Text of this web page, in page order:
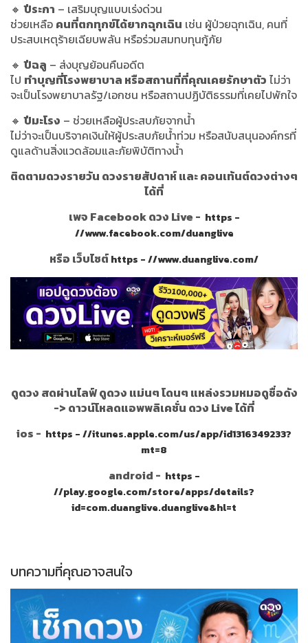
🔸ปีระกา – เสริมบุญแบบเร่งด่วน
ช่วยเหลือ คนที่ตกทุกข์ได้ยากฉุกเฉิน เช่น ผู้ป่วยฉุกเฉิน, คนที่
ประสบเหตุร้ายเฉียบพลัน หรือร่วมสมทบทุนกู้ภัย
🔸ปีฉลู – ส่งบุญย้อนคืนอดีต
ไป ทำบุญที่โรงพยาบาล หรือสถานที่ที่คุณเคยรักษาตัว ไม่ว่า
จะเป็นโรงพยาบาลรัฐ/เอกชน หรือสถานปฏิบัติธรรมที่เคยไปพักใจ
🔸ปีมะโรง – ช่วยเหลือผู้ประสบภัยจากน้ำ
ไม่ว่าจะเป็นบริจาคเงินให้ผู้ประสบภัยน้ำท่วม หรือสนับสนุนองค์กรที่
ดูแลด้านสิ่งแวดล้อมและภัยพิบัติทางน้ำ
ติดตามดวงรายวัน ดวงรายสัปดาห์ และ คอนเท้นต์ดวงต่างๆ
ได้ที่
เพจ Facebook ดวง Live - https -
//www.facebook.com/duanglive
หรือ เว็บไซต์https - //www.duanglive.com/
ดูดวง สดผ่านไลฟ์ ดูดวง แม่นๆ โดนๆ แหล่งรวมหมอดูชื่อดัง
-> ดาวน์โหลดแอพพลิเคชั่น ดวง Live ได้ที่
ios - https - //itunes.apple.com/us/app/id1316349233?
mt=8
android - https -
//play.google.com/store/apps/details?
id=com.duanglive.duanglive&hl=t
บทความที่คุณอาจสนใจ